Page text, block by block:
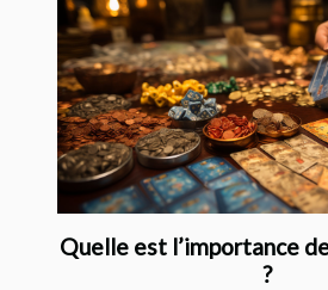
Quelle est l’importance
?